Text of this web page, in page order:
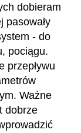
dobieram
pasowały
- do
pociągu.
przepływu
Ważne
dobrze